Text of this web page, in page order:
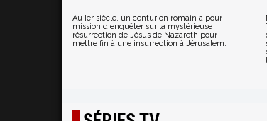
Au Ier siècle, un centurion romain a pour
mission d'enquêter sur la mystérieuse
résurrection de Jésus de Nazareth pour
mettre fin à une insurrection à Jérusalem.